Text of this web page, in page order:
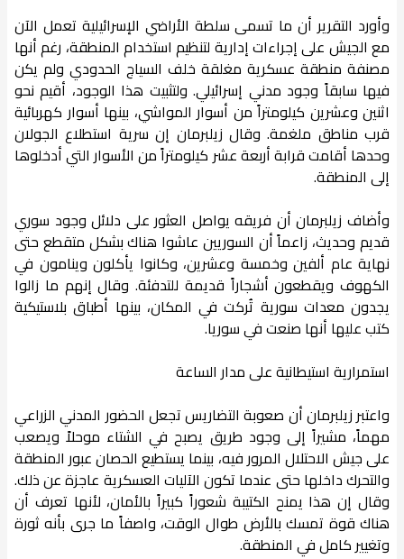
وأورد التقرير أن ما تسمى سلطة الأراضي الإسرائيلية تعمل الآن
مع الجيش على إجراءات إدارية لتنظيم استخدام المنطقة، رغم أنها
مصنفة منطقة عسكرية مغلقة خلف السياج الحدودي ولم يكن
فيها سابقاً وجود مدني إسرائيلي. ولتثبيت هذا الوجود، أقيم نحو
اثنين وعشرين كيلومتراً من أسوار المواشي، بينها أسوار كهربائية
قرب مناطق ملغمة. وقال زيلبرمان إن سرية استطلاع الجولان
وحدها أقامت قرابة أربعة عشر كيلومتراً من الأسوار التي أدخلوها
إلى المنطقة.
وأضاف زيلبرمان أن فريقه يواصل العثور على دلائل وجود سوري
قديم وحديث، زاعماً أن السوريين عاشوا هناك بشكل متقطع حتى
نهاية عام ألفين وخمسة وعشرين، وكانوا يأكلون وينامون في
الكهوف ويقطعون أشجاراً قديمة للتدفئة. وقال إنهم ما زالوا
يجدون معدات سورية تُركت في المكان، بينها أطباق بلاستيكية
كتب عليها أنها صنعت في سوريا.
استمرارية استيطانية على مدار الساعة
واعتبر زيلبرمان أن صعوبة التضاريس تجعل الحضور المدني الزراعي
مهماً، مشيراً إلى وجود طريق يصبح في الشتاء موحلاً ويصعب
على جيش الاحتلال المرور فيه، بينما يستطيع الحصان عبور المنطقة
والتحرك داخلها حتى عندما تكون الآليات العسكرية عاجزة عن ذلك.
وقال إن هذا يمنح الكتيبة شعوراً كبيراً بالأمان، لأنها تعرف أن
هناك قوة تمسك بالأرض طوال الوقت، واصفاً ما جرى بأنه ثورة
وتغيير كامل في المنطقة.